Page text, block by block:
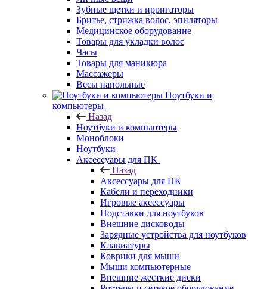
Зубные щетки и ирригаторы
Бритье, стрижка волос, эпиляторы
Медицинское оборудование
Товары для укладки волос
Часы
Товары для маникюра
Массажеры
Весы напольные
Ноутбуки и
компьютеры
Назад
Ноутбуки и компьютеры
Моноблоки
Ноутбуки
Аксессуары для ПК
Назад
Аксессуары для ПК
Кабели и переходники
Игровые аксессуары
Подставки для ноутбуков
Внешние дисководы
Зарядные устройства для ноутбуков
Клавиатуры
Коврики для мыши
Мыши компьютерные
Внешние жесткие диски